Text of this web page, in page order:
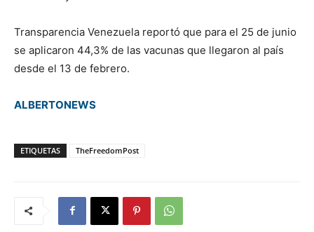
Transparencia Venezuela reportó que para el 25 de junio
se aplicaron 44,3% de las vacunas que llegaron al país
desde el 13 de febrero.
ALBERTONEWS
ETIQUETAS TheFreedomPost